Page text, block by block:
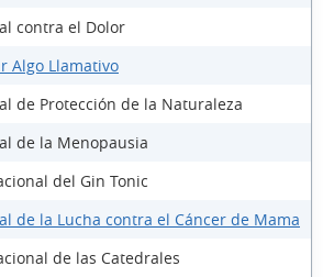
contra el Dolor
Algo Llamativo
de Protección de la Naturaleza
de la Menopausia
del Gin Tonic
de la Lucha contra el Cáncer de Mama
de las Catedrales